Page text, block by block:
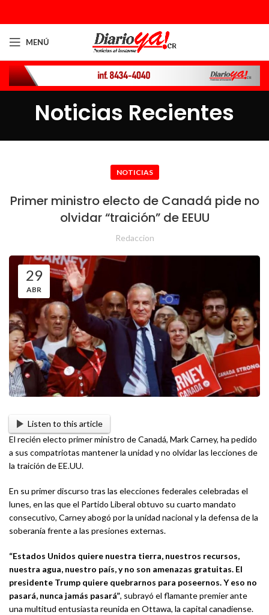
MENÚ
Noticias Recientes
NOTICIAS
Primer ministro electo de Canadá pide no
olvidar “traición” de EEUU
Redaccion
29
ABR
Listen to this article
El recién electo primer ministro de Canadá, Mark Carney, ha pedido
a sus compatriotas mantener la unidad y no olvidar las lecciones de
la traición de EE.UU.
En su primer discurso tras las elecciones federales celebradas el
lunes, en las que el Partido Liberal obtuvo su cuarto mandato
consecutivo, Carney abogó por la unidad nacional y la defensa de la
soberanía frente a las presiones externas.
“Estados Unidos quiere nuestra tierra, nuestros recursos,
nuestra agua, nuestro país, y no son amenazas gratuitas. El
presidente Trump quiere quebrarnos para poseernos. Y eso no
pasará, nunca jamás pasará”, subrayó el flamante premier ante
una multitud entusiasta reunida en Ottawa, la capital canadiense.